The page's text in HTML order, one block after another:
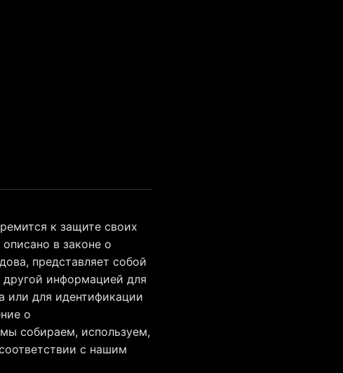
к защите своих
в законе о
представляет собой
информацией для
или для идентификации
о
собираем, используем,
с нашим